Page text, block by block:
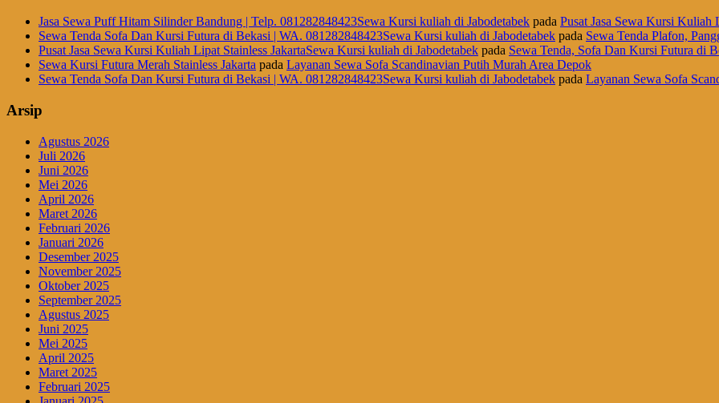
Jasa Sewa Puff Hitam Silinder Bandung | Telp. 081282848423Sewa Kursi kuliah di Jabodetabek pada Pusat Jasa Sewa Kursi Kuliah
Sewa Tenda Sofa Dan Kursi Futura di Bekasi | WA. 081282848423Sewa Kursi kuliah di Jabodetabek pada Sewa Tenda Plafon,
Pusat Jasa Sewa Kursi Kuliah Lipat Stainless JakartaSewa Kursi kuliah di Jabodetabek pada Sewa Tenda, Sofa Dan Kursi Futura di
Sewa Kursi Futura Merah Stainless Jakarta pada Layanan Sewa Sofa Scandinavian Putih Murah Area Depok
Sewa Tenda Sofa Dan Kursi Futura di Bekasi | WA. 081282848423Sewa Kursi kuliah di Jabodetabek pada Layanan Sewa Sofa
Arsip
Agustus 2026
Juli 2026
Juni 2026
Mei 2026
April 2026
Maret 2026
Februari 2026
Januari 2026
Desember 2025
November 2025
Oktober 2025
September 2025
Agustus 2025
Juni 2025
Mei 2025
April 2025
Maret 2025
Februari 2025